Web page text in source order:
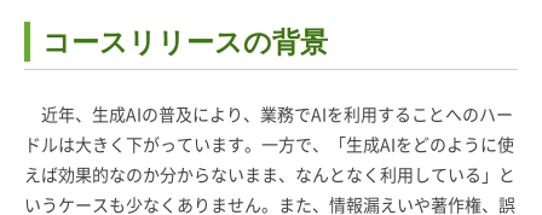
コースリリースの背景
近年、生成AIの普及により、業務でAIを利用することへのハー
ドルは大きく下がっています。一方で、「生成AIをどのように使
えば効果的なのか分からないまま、なんとなく利用している」と
いうケースも少なくありません。また、情報漏えいや著作権、誤